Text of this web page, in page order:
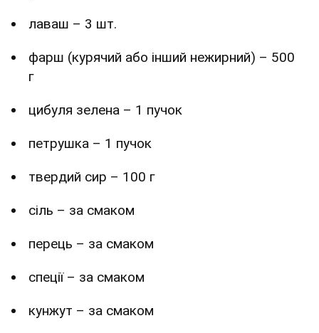
лаваш – 3 шт.
фарш (курячий або інший нежирний) – 500
г
цибуля зелена – 1 пучок
петрушка – 1 пучок
твердий сир – 100 г
сіль – за смаком
перець – за смаком
спеції – за смаком
кунжут – за смаком